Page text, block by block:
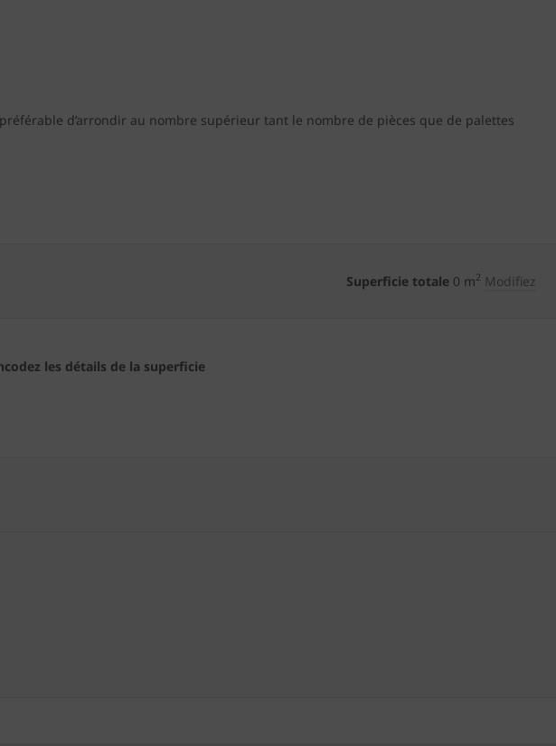
d’arrondir au nombre supérieur tant le nombre de pièces que de palettes
Superficie totale 0 m2 Modifiez
les détails de la superficie